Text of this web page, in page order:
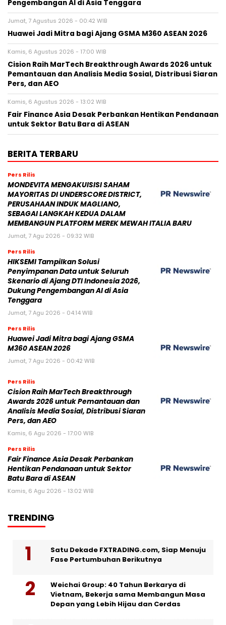
Pengembangan AI di Asia Tenggara
Jumat, 7 Agustus 2026 - 00:42 WIB
Huawei Jadi Mitra bagi Ajang GSMA M360 ASEAN 2026
Kamis, 6 Agustus 2026 - 17:00 WIB
Cision Raih MarTech Breakthrough Awards 2026 untuk
Pemantauan dan Analisis Media Sosial, Distribusi Siaran
Pers, dan AEO
Kamis, 6 Agustus 2026 - 13:02 WIB
Fair Finance Asia Desak Perbankan Hentikan Pendanaan
untuk Sektor Batu Bara di ASEAN
BERITA TERBARU
Pers Rilis
MONDEVITA MENGAKUISISI SAHAM
MAYORITAS DI UNDERSCORE DISTRICT,
PERUSAHAAN INDUK MAGLIANO,
SEBAGAI LANGKAH KEDUA DALAM
MEMBANGUN PLATFORM MEREK MEWAH ITALIA BARU
Jumat, 7 Agu 2026 - 09:32 WIB
Pers Rilis
HIKSEMI Tampilkan Solusi
Penyimpanan Data untuk Seluruh
Skenario di Ajang DTI Indonesia 2026,
Dukung Pengembangan AI di Asia
Tenggara
Jumat, 7 Agu 2026 - 04:14 WIB
Pers Rilis
Huawei Jadi Mitra bagi Ajang GSMA
M360 ASEAN 2026
Jumat, 7 Agu 2026 - 00:42 WIB
Pers Rilis
Cision Raih MarTech Breakthrough
Awards 2026 untuk Pemantauan dan
Analisis Media Sosial, Distribusi Siaran
Pers, dan AEO
Kamis, 6 Agu 2026 - 17:00 WIB
Pers Rilis
Fair Finance Asia Desak Perbankan
Hentikan Pendanaan untuk Sektor
Batu Bara di ASEAN
Kamis, 6 Agu 2026 - 13:02 WIB
TRENDING
Satu Dekade FXTRADING.com, Siap Menuju
Fase Pertumbuhan Berikutnya
Weichai Group: 40 Tahun Berkarya di
Vietnam, Bekerja sama Membangun Masa
Depan yang Lebih Hijau dan Cerdas